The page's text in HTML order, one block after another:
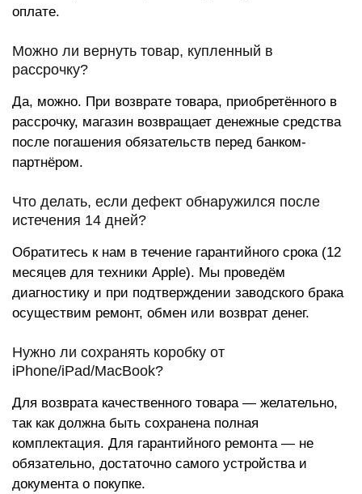
оплате.
Можно ли вернуть товар, купленный в
рассрочку?
Да, можно. При возврате товара, приобретённого в
рассрочку, магазин возвращает денежные средства
после погашения обязательств перед банком-
партнёром.
Что делать, если дефект обнаружился после
истечения 14 дней?
Обратитесь к нам в течение гарантийного срока (12
месяцев для техники Apple). Мы проведём
диагностику и при подтверждении заводского брака
осуществим ремонт, обмен или возврат денег.
Нужно ли сохранять коробку от
iPhone/iPad/MacBook?
Для возврата качественного товара — желательно,
так как должна быть сохранена полная
комплектация. Для гарантийного ремонта — не
обязательно, достаточно самого устройства и
документа о покупке.